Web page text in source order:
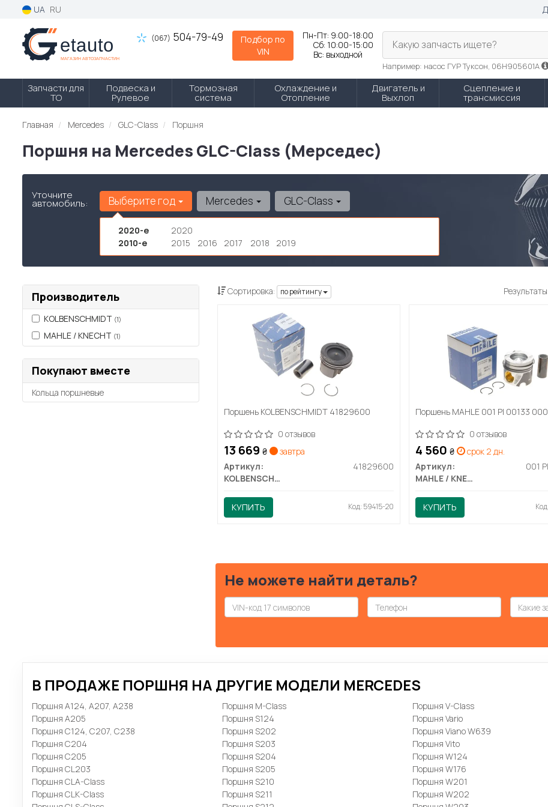
UA RU
(067) 504-79-49
Подбор по
VIN
Пн-Пт: 9:00-18:00
Сб: 10:00-15:00
Вс: выходной
Какую запчасть ищете?
Например: насос ГУР Туксон, 06H905601A
Запчасти для
ТО
Подвеска и
Рулевое
Тормозная
система
Охлаждение и
Отопление
Двигатель и
Выхлоп
Сцепление и
трансмиссия
Главная Mercedes GLC-Class Поршня
Поршня на Mercedes GLC-Class (Мерседес)
Уточните
автомобиль: Выберите год
2020-е
2020
2010-е
2015 2016 2017 2018 2019
Mercedes GLC-Class
Производитель
KOLBENSCHMIDT (1)
MAHLE / KNECHT (1)
Покупают вместе
Кольца поршневые
Сортировка: по рейтингу Результаты:
Поршень KOLBENSCHMIDT 41829600
0 отзывов
13 669 ₴
завтра
Артикул:
41829600
KOLBENSCHMIDT
КУПИТЬ Код: 59415-20
Поршень MAHLE 001 PI 00133 000
0 отзывов
4 560₴
срок 2 дн.
Артикул:
MAHLE / KNECHT
КУПИТЬ
Не можете найти деталь?
В ПРОДАЖЕ ПОРШНЯ НА ДРУГИЕ МОДЕЛИ MERCEDES
Поршня A124, A207, A238
Поршня A205
Поршня C124, C207, C238
Поршня C204
Поршня C205
Поршня CL203
Поршня CLA-Class
Поршня CLK-Class
Поршня M-Class
Поршня S124
Поршня S202
Поршня S203
Поршня S204
Поршня S205
Поршня S210
Поршня S211
Поршня V-Class
Поршня Vario
Поршня Viano W639
Поршня Vito
Поршня W124
Поршня W176
Поршня W201
Поршня W202